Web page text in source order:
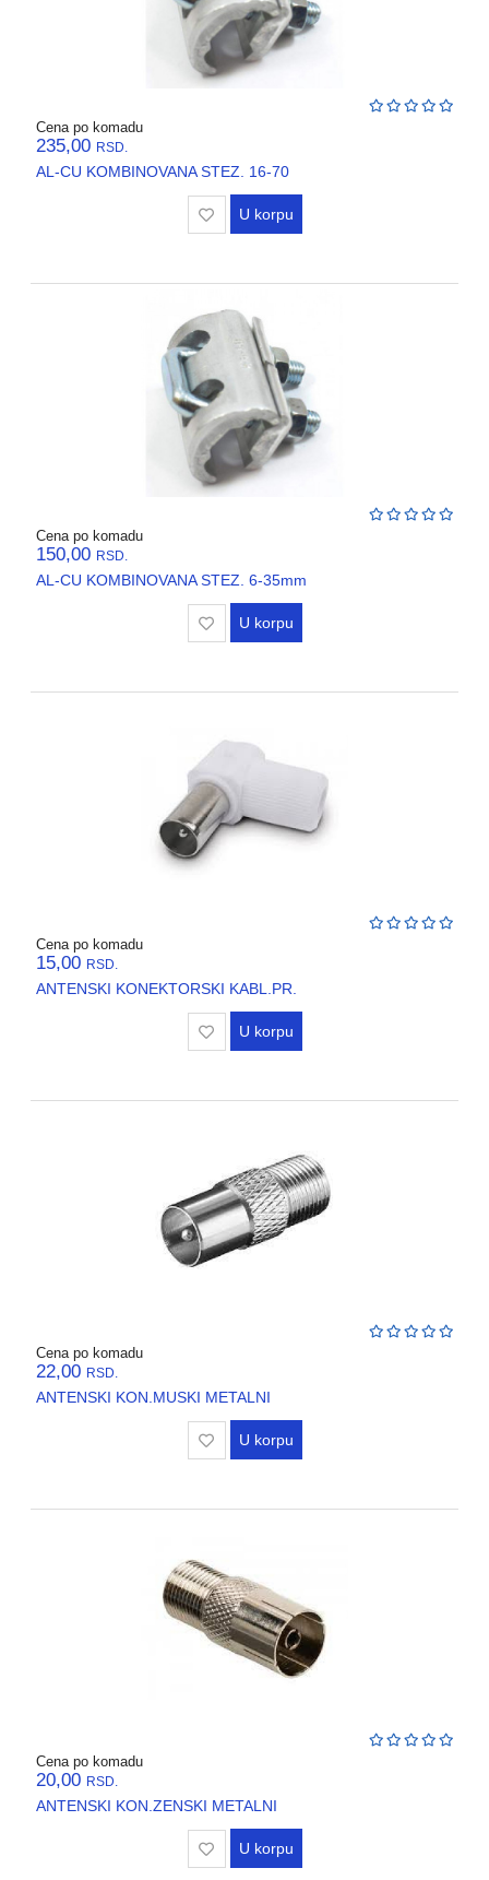
Cena po komadu
235,00 RSD.
AL-CU KOMBINOVANA STEZ. 16-70
U korpu
Cena po komadu
150,00 RSD.
AL-CU KOMBINOVANA STEZ. 6-35mm
U korpu
Cena po komadu
15,00 RSD.
ANTENSKI KONEKTORSKI KABL.PR.
U korpu
Cena po komadu
22,00 RSD.
ANTENSKI KON.MUSKI METALNI
U korpu
Cena po komadu
20,00 RSD.
ANTENSKI KON.ZENSKI METALNI
U korpu